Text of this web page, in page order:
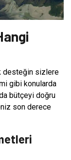
desteğin sizlere
gibi konularda
bütçeyi doğru
son derece